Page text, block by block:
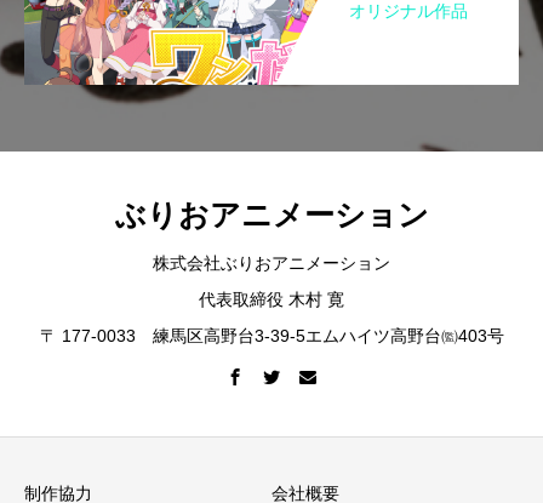
オリジナル作品
ぶりおアニメーション
株式会社ぶりおアニメーション
代表取締役 木村 寛
〒 177-0033 練馬区高野台3-39-5エムハイツ高野台㈼403号
制作協力 会社概要